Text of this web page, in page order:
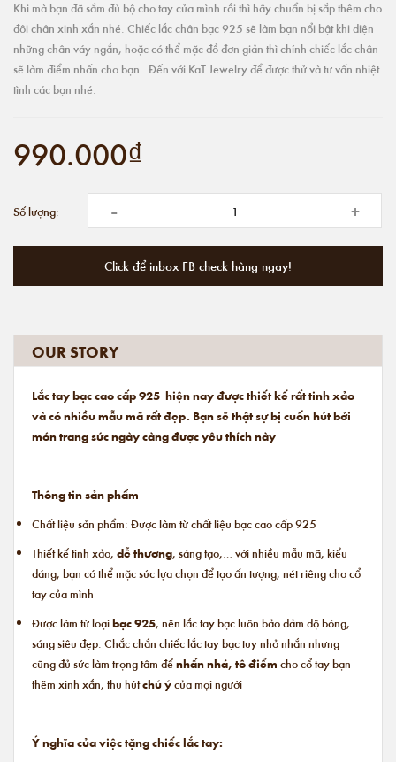
Khi mà bạn đã sắm đủ bộ cho tay của mình rồi thì hãy chuẩn bị sắp thêm cho
đôi chân xinh xắn nhé. Chiếc lắc chân bạc 925 sẽ làm bạn nổi bật khi diện
những chân váy ngắn, hoặc có thể mặc đồ đơn giản thì chính chiếc lắc chân
sẽ làm điểm nhấn cho bạn . Đến với KaT Jewelry để được thử và tư vấn nhiệt
tình các bạn nhé.
990.000₫
Số lượng: - +
Click để inbox FB check hàng ngay!
OUR STORY
Lắc tay bạc cao cấp 925 hiện nay được thiết kế rất tinh xảo
và có nhiều mẫu mã rất đẹp. Bạn sẽ thật sự bị cuốn hút bởi
món trang sức ngày càng được yêu thích này
Thông tin sản phẩm
Chất liệu sản phẩm: Được làm từ chất liệu bạc cao cấp 925
Thiết kế tinh xảo, dễ thương, sáng tạo,… với nhiều mẫu mã, kiểu
dáng, bạn có thể mặc sức lựa chọn để tạo ấn tượng, nét riêng cho cổ
tay của mình
Được làm từ loạibạc 925, nên lắc tay bạc luôn bảo đảm độ bóng,
sáng siêu đẹp. Chắc chắn chiếc lắc tay bạc tuy nhỏ nhắn nhưng
cũng đủ sức làm trọng tâm đểnhấn nhá, tô điểm cho cổ tay bạn
thêm xinh xắn, thu hútchú ýcủa mọi người
Ý nghĩa của việc tặng chiếc lắc tay: